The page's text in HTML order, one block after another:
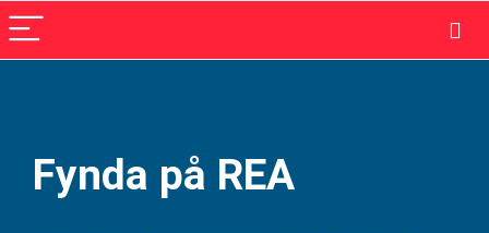
Fynda på REA